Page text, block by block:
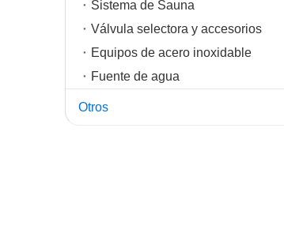
Sistema de Sauna
Válvula selectora y accesorios
Equipos de acero inoxidable
Fuente de agua
Otros